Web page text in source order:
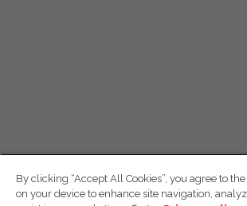
By clicking “Accept All Cookies”, you agree to
on your device to enhance site navigation,